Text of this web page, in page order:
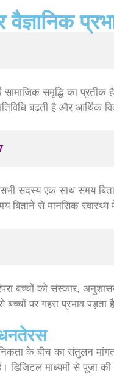
समृद्धि का प्रतीक
बढ़ती है और आर्थिक
सभी सदस्य एक साथ समय
बिताने से मानसिक स्वास्थ्य
बच्चों को संस्कार,
बच्चों पर गहरा प्रभाव पड़ता
के बीच का संतुलन
माध्यमों से पूजा